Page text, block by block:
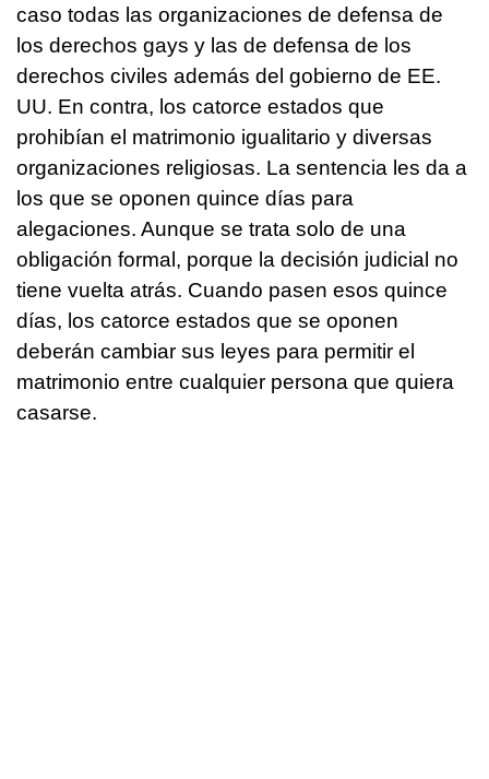
caso todas las organizaciones de defensa de
los derechos gays y las de defensa de los
derechos civiles además del gobierno de EE.
UU. En contra, los catorce estados que
prohibían el matrimonio igualitario y diversas
organizaciones religiosas. La sentencia les da a
los que se oponen quince días para
alegaciones. Aunque se trata solo de una
obligación formal, porque la decisión judicial no
tiene vuelta atrás. Cuando pasen esos quince
días, los catorce estados que se oponen
deberán cambiar sus leyes para permitir el
matrimonio entre cualquier persona que quiera
casarse.